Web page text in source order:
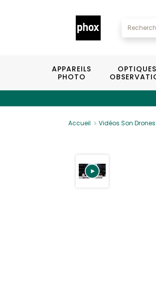
APPAREILS
PHOTO
OPTIQUES
Accueil Vidéos Son Drones